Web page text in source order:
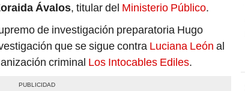
Ávalos, titular del Ministerio Público.
de investigación preparatoria Hugo
que se sigue contra Luciana León al
criminal Los Intocables Ediles.